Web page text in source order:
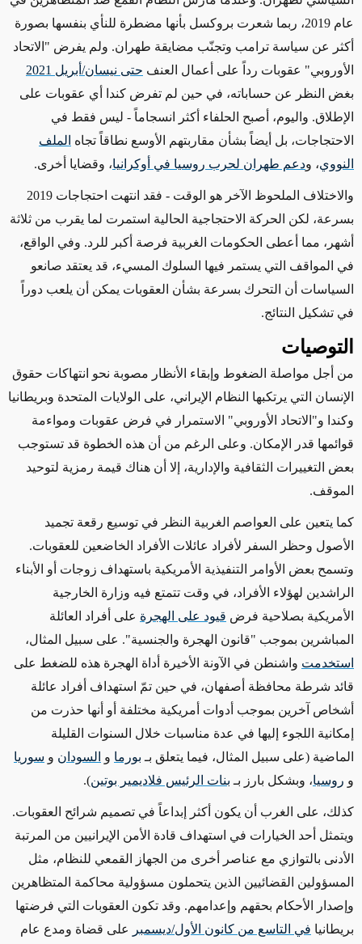
عام 2019، ربما شعرت بروكسل
بأنها مضطرة للنأي بنفسها بصورة
أكثر عن سياسة ترامب وتجنّب مضايقة طهران. ولم يفرض "الاتحاد
الأوروبي" عقوبات رداً على أعمال العنف حتى نيسان/أبريل 2021
بغض النظر عن حساباته، في حين لم تفرض كندا أي عقوبات على
الإطلاق. واليوم، أصبح الحلفاء أكثر انسجاماً - ليس فقط في
الاحتجاجات، بل أيضاً بشأن مقاربتهم الأوسع نطاقاً تجاه الملف
النووي، ودعم طهران لحرب روسيا في أوكرانيا، وقضايا أخرى.
والاختلاف الملحوظ الآخر هو الوقت - فقد انتهت احتجاجات 2019
بسرعة، لكن الحركة الاحتجاجية الحالية استمرت لما يقرب من ثلاثة
أشهر، مما أعطى الحكومات الغربية فرصة أكبر للرد. وفي الواقع،
في المواقف التي يستمر فيها السلوك المسيء، قد يعتقد صانعو
السياسات أن التحرك بسرعة بشأن العقوبات يمكن أن يلعب دوراً
في تشكيل النتائج.
التوصيات
من أجل مواصلة الضغوط وإبقاء الأنظار مصوبة نحو انتهاكات حقوق
الإنسان التي يرتكبها النظام الإيراني، على الولايات المتحدة وبريطانيا
وكندا و"الاتحاد الأوروبي" الاستمرار في فرض عقوبات ومواءمة
قوائمها قدر الإمكان. وعلى الرغم من أن هذه الخطوة قد تستوجب
بعض التغييرات الثقافية والإدارية، إلا أن هناك قيمة رمزية لتوحيد
الموقف.
كما يتعين على العواصم الغربية النظر في توسيع رقعة تجميد
الأصول وحظر السفر لأفراد عائلات الأفراد الخاضعين للعقوبات.
وتسمح بعض الأوامر التنفيذية الأمريكية باستهداف زوجات أو الأبناء
الراشدين لهؤلاء الأفراد، في وقت تتمتع فيه وزارة الخارجية
الأمريكية بصلاحية فرض قيود على الهجرة على أفراد العائلة
المباشرين بموجب "قانون الهجرة والجنسية". على سبيل المثال،
استخدمت واشنطن في الآونة الأخيرة أداة الهجرة هذه للضغط على
قائد شرطة محافظة أصفهان، في حين تمّ استهداف أفراد عائلة
أشخاص آخرين بموجب أدوات أمريكية مختلفة أو أنها حذرت من
إمكانية اللجوء إليها في عدة مناسبات خلال السنوات القليلة
الماضية (على سبيل المثال، فيما يتعلق بـ بورما و السودان و سوريا
و روسيا، وبشكل بارز بـ بنات الرئيس فلاديمير بوتين)
.
كذلك، على الغرب أن يكون أكثر إبداعاً في تصميم شرائح العقوبات.
ويتمثل أحد الخيارات في استهداف قادة الأمن الإيرانيين من المرتبة
الأدنى بالتوازي مع عناصر أخرى من الجهاز القمعي للنظام، مثل
المسؤولين القضائيين الذين يتحملون مسؤولية محاكمة المتظاهرين
وإصدار الأحكام بحقهم وإعدامهم. وقد تكون العقوبات التي فرضتها
بريطانيا في التاسع من كانون الأول/ديسمبر على قضاة ومدع عام